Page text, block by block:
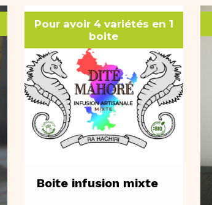
Pour avoir 4 variétés en 1
boite
Boite infusion mixte